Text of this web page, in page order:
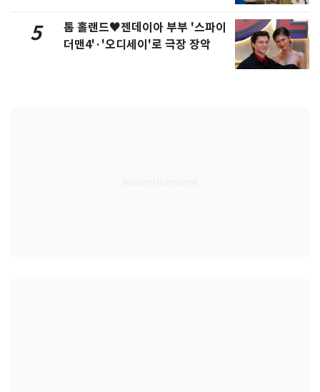
5
톰 홀랜드♥젠데이아 부부 '스파이
더맨4'·'오디세이'로 극장 장악